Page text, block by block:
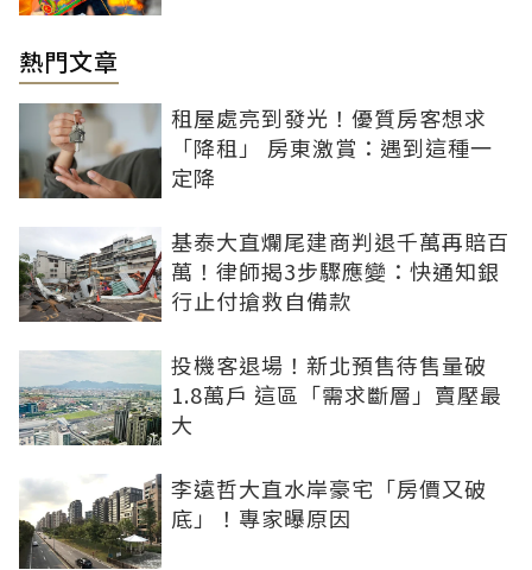
熱門文章
租屋處亮到發光！優質房客想求
「降租」 房東激賞：遇到這種一
定降
基泰大直爛尾建商判退千萬再賠百
萬！律師揭3步驟應變：快通知銀
行止付搶救自備款
投機客退場！新北預售待售量破
1.8萬戶 這區「需求斷層」賣壓最
大
李遠哲大直水岸豪宅「房價又破
底」！專家曝原因